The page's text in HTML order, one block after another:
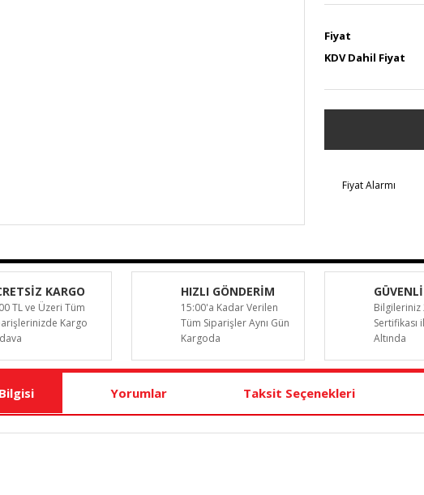
Fiyat
KDV Dahil Fiyat
Fiyat Alarmı
KARGO
TL ve Üzeri Tüm
Kargo
HIZLI GÖNDERİM
15:00'a Kadar Verilen
Tüm Siparişler Aynı Gün
Kargoda
Bilgileriniz
Sertifikası
Altında
Yorumlar Taksit Seçenekleri